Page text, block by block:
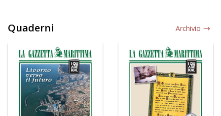
Quaderni Archivio